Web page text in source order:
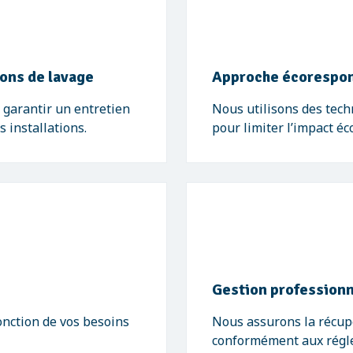
de lavage
garantir un entretien
installations.
Approche
Nous utilisons des
pour limiter l’impact
de vos besoins
Gestion
Nous assurons la
conformément aux